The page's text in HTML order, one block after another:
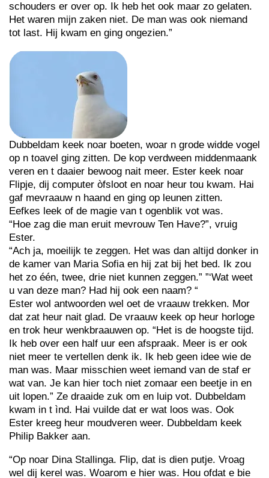
schouders er over op. Ik heb het ook maar zo gelaten.
Het waren mijn zaken niet. De man was ook niemand
tot last. Hij kwam en ging ongezien.”
Dubbeldam keek noar boeten, woar n grode widde vogel
op n toavel ging zitten. De kop verdween middenmaank
veren en t daaier bewoog nait meer. Ester keek noar
Flipje, dij computer òfsloot en noar heur tou kwam. Hai
gaf mevraauw n haand en ging op leunen zitten.
Eefkes leek of de magie van t ogenblik vot was.
“Hoe zag die man eruit mevrouw Ten Have?”, vruig
Ester.
“Ach ja, moeilijk te zeggen. Het was dan altijd donker in
de kamer van Maria Sofia en hij zat bij het bed. Ik zou
het zo één, twee, drie niet kunnen zeggen.” ”‘Wat weet
u van deze man? Had hij ook een naam? “
Ester wol antwoorden wel oet de vraauw trekken. Mor
dat zat heur nait glad. De vraauw keek op heur horloge
en trok heur wenkbraauwen op. “Het is de hoogste tijd.
Ik heb over een half uur een afspraak. Meer is er ook
niet meer te vertellen denk ik. Ik heb geen idee wie de
man was. Maar misschien weet iemand van de staf er
wat van. Je kan hier toch niet zomaar een beetje in en
uit lopen.” Ze draaide zuk om en luip vot. Dubbeldam
kwam in t ìnd. Hai vuilde dat er wat loos was. Ook
Ester kreeg heur moudveren weer. Dubbeldam keek
Philip Bakker aan.
“Op noar Dina Stallinga. Flip, dat is dien putje. Vroag
wel dij kerel was. Woarom e hier was. Hou ofdat e bie